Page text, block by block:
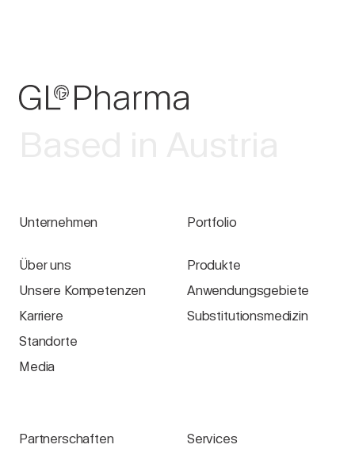
Unternehmen
Über uns
Unsere Kompetenzen
Karriere
Standorte
Media
Portfolio
Produkte
Anwendungsgebiete
Substitutionsmedizin
Partnerschaften Services